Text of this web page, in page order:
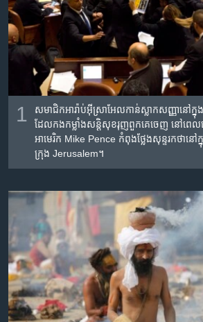
សម្ព័ន្ធ​
រំលង​
និង​
ស្វែង​
Khmer English
បណ្តាញ​សង្គម
ភាសា
1
សមាជិក​អារ៉ាប់​អ៊ីស្រាអែល​កាន់​ស្លាក​សញ្ញា​នៅ​
ដែល​កងកម្លាំង​សន្តិសុខ​រុញ​ពួកគេ​ចេញ​ នៅ​ពេ
អាមេរិក Mike Pence កំពុង​ថ្លែង​សុន្ទរកថា​នៅ​
ក្រុង Jerusalem។